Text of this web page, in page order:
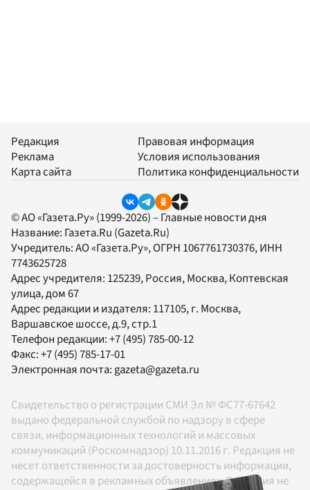
Редакция
Реклама
Карта сайта
Правовая информация
Условия использования
Политика конфиденциальности
© АО «Газета.Ру» (1999-2026) – Главные новости дня
Название: Газета.Ru (Gazeta.Ru)
Учредитель:АО «Газета.Ру», ОГРН 1067761730376, ИНН
7743625728
Адрес учредителя: 125239, Россия, Москва, Коптевская
улица, дом 67
Адрес редакции и издателя: 117105, г. Москва,
Варшавское шоссе, д.9, стр.1
Телефон редакции:+7 (495) 785-00-12
Факс:+7 (495) 785-17-01
Электронная почта:gazeta@gazeta.ru
Свидетельство о регистрации СМИ Эл № ФС77-67642
выдано федеральной службой по надзору в сфере
связи, информационных технологий и массовых
коммуникаций (Роскомнадзор) 10.11.2016 г. Редакция не
несет ответственности за достоверность информации,
содержащейся в рекламных объявлениях. Редакция не